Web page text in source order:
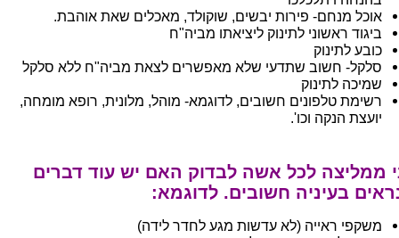
אוכל מנחם- פירות יבשים, שוקולד, מאכלים שאת אוהבת.
ביגוד ראשוני לתינוק ליציאתו מביה"ח
כובע לתינוק
סלקל- חשוב שתדעי שלא מאפשרים לצאת מביה"ח ללא סלקל
שמיכה לתינוק
רשימת טלפונים חשובים, לדוגמא- מוהל, מלונית, רופא מומחה,
יועצת הנקה וכו'.
ממליצה לכל אשה לבדוק האם יש עוד דברים
בעיניה חשובים. לדוגמא:
משקפי ראייה (לא עדשות מגע לחדר לידה)